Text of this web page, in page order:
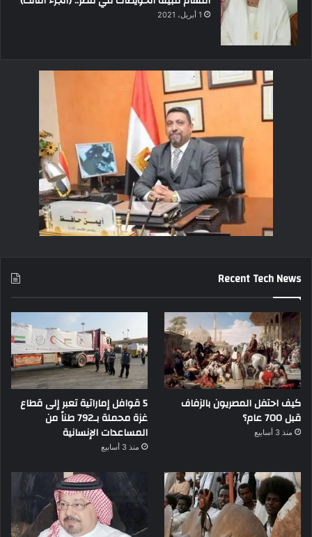
1 أبريل، 2021
Recent Tech News
كيف احتفل المصريون بالزفاف
قبل 700 عام؟
منذ 3 أسابيع
5 قوافل إماراتية تعبر إلى قطاع
غزة محملة بـ792 طناً من
المساعدات الإنسانية
منذ 3 أسابيع